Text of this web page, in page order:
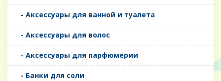
- Аксессуары для ванной и туалета
- Аксессуары для волос
- Аксессуары для парфюмерии
- Банки для соли